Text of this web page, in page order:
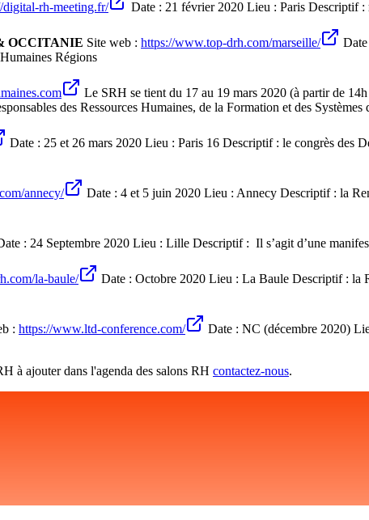
digital-rh-meeting.fr/ Date : 21 février 2020 Lieu : Paris Descriptif
OCCITANIE Site web : https://www.top-drh.com/marseille/
Régions
Le SRH se tient du 17 au 19 mars 2020 (à partir de
des Ressources Humaines, de la Formation et des Systèmes
Date : 25 et 26 mars 2020 Lieu : Paris 16 Descriptif : le congrès des
annecy/
Date : 4 et 5 juin 2020 Lieu : Annecy Descriptif : la
: 24 Septembre 2020 Lieu : Lille Descriptif : Il s’agit d’une
la-baule/
Date : Octobre 2020 Lieu : La Baule Descriptif : la
: https://www.ltd-conference.com/
Date : NC (décembre 2020)
à ajouter dans l'agenda des salons RH contactez-nous.